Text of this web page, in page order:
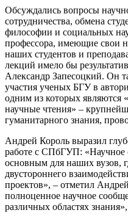
Обсуждались вопросы
сотрудничества, обмена
философии и социальных
профессора, имеющие свои
наших студентов и
лекций имело бы
Александр Запесоцкий. Он
участия ученых БГУ в
одним из которых являются
научные чтения» –
гуманитарного знания,
Андрей Король выразил
работе с СПбГУП: «Научное
основным для наших вузов,
двустороннего
проектов», – отметил
полноценное научное
различных областях